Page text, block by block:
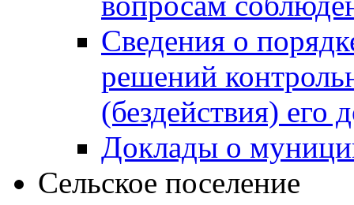
Сведения о
решений
(бездействия)
Доклады о
Сельское поселение